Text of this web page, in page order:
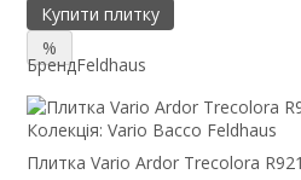
Купити плитку
%
БрендFeldhaus
Колекція: Vario Bacco Feldhaus
Плитка Vario Ardor Trecolora